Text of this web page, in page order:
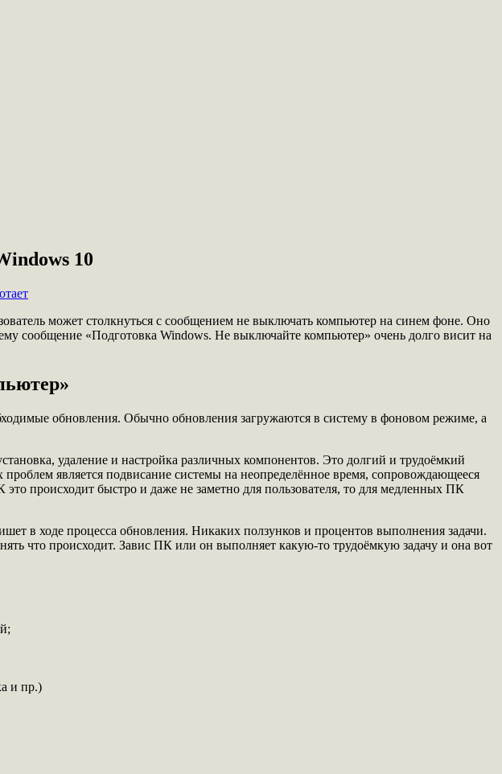
10
может столкнуться с сообщением не выключать компьютер на синем фоне. Оно
сообщение «Подготовка Windows. Не выключайте компьютер» очень долго висит на
обновления. Обычно обновления загружаются в систему в фоновом режиме, а
удаление и настройка различных компонентов. Это долгий и трудоёмкий
является подвисание системы на неопределённое время, сопровождающееся
происходит быстро и даже не заметно для пользователя, то для медленных ПК
в ходе процесса обновления. Никаких ползунков и процентов выполнения задачи.
что происходит. Завис ПК или он выполняет какую-то трудоёмкую задачу и она вот
и пр.)